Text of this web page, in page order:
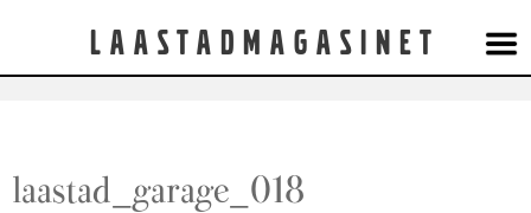
Laastadmagasinet
laastad_garage_018